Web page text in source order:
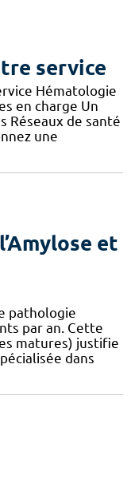
service
Hématologie
en charge Un
Réseaux de santé
une
et
pathologie
par an. Cette
matures) justifie
dans